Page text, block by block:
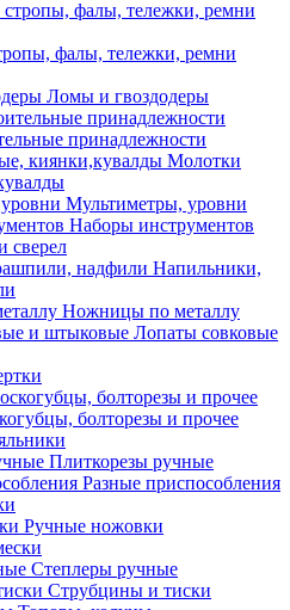
фалы, тележки, ремни
Ломы и гвоздодеры
принадлежности
Молотки
Мультиметры, уровни
Наборы инструментов
сверел
Напильники,
Ножницы по металлу
Лопаты совковые
болторезы и прочее
Плиткорезы ручные
Разные приспособления
Ручные ножовки
Степлеры ручные
Струбцины и тиски